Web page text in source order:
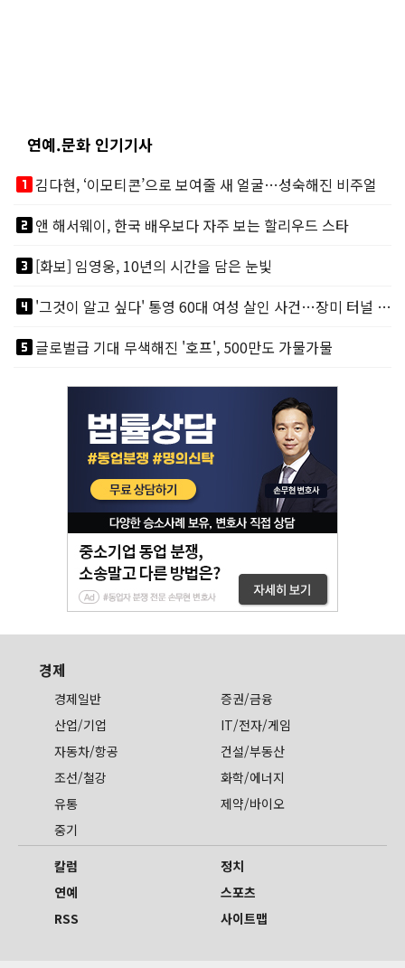
연예.문화 인기기사
looks_one김다현, ‘이모티콘’으로 보여줄 새 얼굴…성숙해진 비주얼
looks_two앤 해서웨이, 한국 배우보다 자주 보는 할리우드 스타
looks_3[화보] 임영웅, 10년의 시간을 담은 눈빛
looks_4
'그것이 알고 싶다' 통영 60대 여성 살인 사건…장미 터널 아래 킬러, 누구냐 넌?
looks_5글로벌급 기대 무색해진 '호프', 500만도 가물가물
경제
경제일반
증권/금융
산업/기업
IT/전자/게임
자동차/항공
건설/부동산
조선/철강
화학/에너지
유통
제약/바이오
중기
칼럼
정치
연예
스포츠
RSS
사이트맵